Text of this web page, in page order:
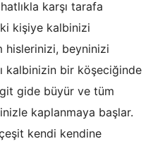
karşı tarafa
kişiye kalbinizi
hislerinizi, beyninizi
kalbinizin bir köşeciğinde
gide büyür ve tüm
kaplanmaya başlar.
kendi kendine